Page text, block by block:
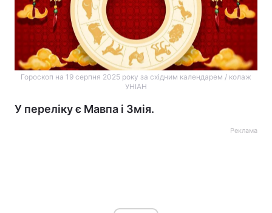
Гороскоп на 19 серпня 2025 року за східним календарем / колаж
УНІАН
У переліку є Мавпа і Змія.
Реклама